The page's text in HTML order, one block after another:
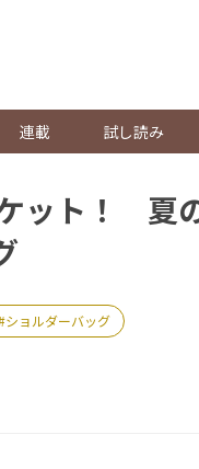
連載 試し読み
ット！ 夏
ショルダーバッグ